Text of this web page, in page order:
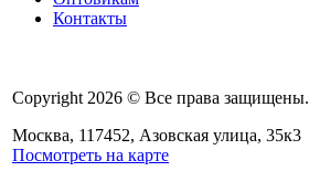
Контакты
Copyright 2026 © Все права защищены.
Москва, 117452, Азовская улица, 35к3
Посмотреть на карте